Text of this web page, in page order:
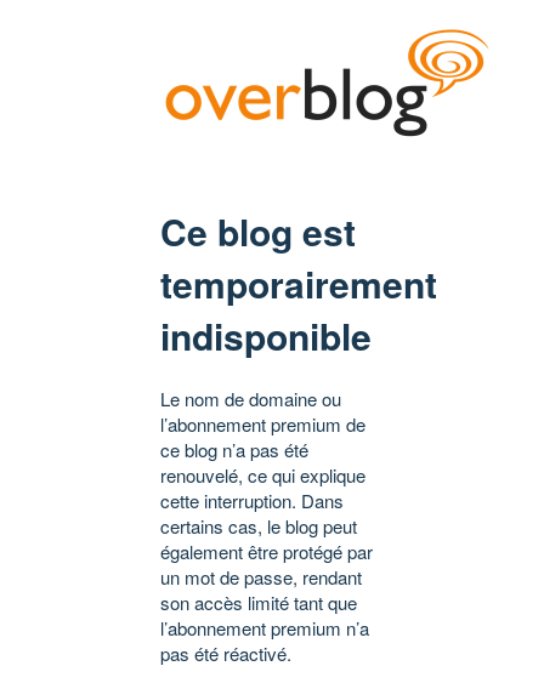
Ce blog est
temporairement
indisponible
Le nom de domaine ou
l’abonnement premium de
ce blog n’a pas été
renouvelé, ce qui explique
cette interruption. Dans
certains cas, le blog peut
également être protégé par
un mot de passe, rendant
son accès limité tant que
l’abonnement premium n’a
pas été réactivé.